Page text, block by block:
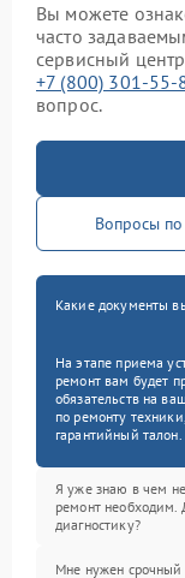
Вы можете
часто
сервисный
+7 (800) 301-55-
вопрос.
Вопросы
Какие документы
На этапе приема
ремонт вам будет
обязательств на
по ремонту
гарантийный талон.
Я уже знаю в чем
ремонт необходим.
диагностику?
Мне нужен